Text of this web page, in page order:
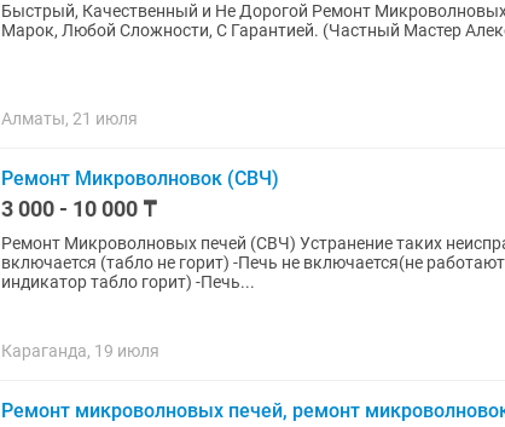
Быстрый, Качественный и Не Дорогой Ремонт
Марок, Любой Сложности, С Гарантией. (Частный Мастер
Алматы, 21 июля
Ремонт Микроволновок (СВЧ)
3 000 - 10 000 ₸
Рeмонт Микрoволновых печeй (СВЧ) Устранение таких неисправностей, как: -Печь не
включается (табло не горит) -Печь не включается(не
индикатор табло горит) -Печь...
Караганда, 19 июля
Ремонт микроволновых печей, ремонт